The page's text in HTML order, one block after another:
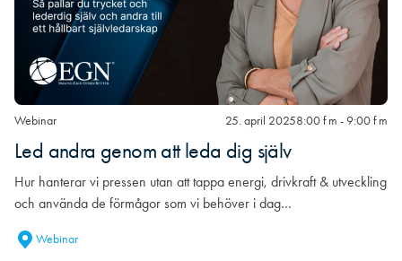
Webinar 25. april 20258:00 f m - 9:00 f m
Led andra genom att leda dig själv
Hur hanterar vi pressen utan att tappa energi, drivkraft & utveckling
och använda de förmågor som vi behöver i dag…
Webinar